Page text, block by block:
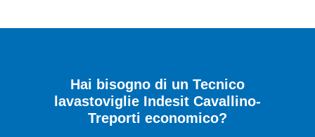
Hai bisogno di un Tecnico
lavastoviglie Indesit Cavallino-
Treporti economico?